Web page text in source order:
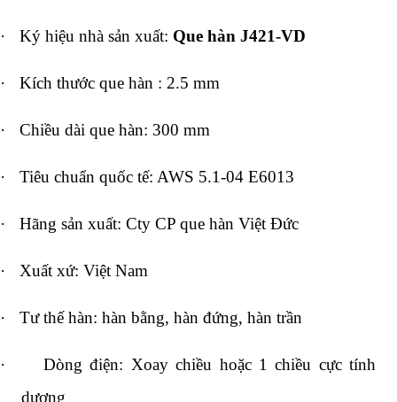
· Ký hiệu nhà sản xuất: Que hàn J421-VD
· Kích thước que hàn : 2.5 mm
· Chiều dài que hàn: 300 mm
· Tiêu chuẩn quốc tế: AWS 5.1-04 E6013
· Hãng sản xuất: Cty CP que hàn Việt Đức
· Xuất xứ: Việt Nam
· Tư thế hàn: hàn bằng, hàn đứng, hàn trần
·
Dòng điện: Xoay chiều hoặc 1 chiều cực tính
dương